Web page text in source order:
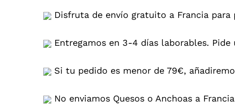
Disfruta de envío gratuito a Francia para
Entregamos en 3-4 días laborables.
Si tu pedido es menor de 79€,
No enviamos Quesos o Anchoas a